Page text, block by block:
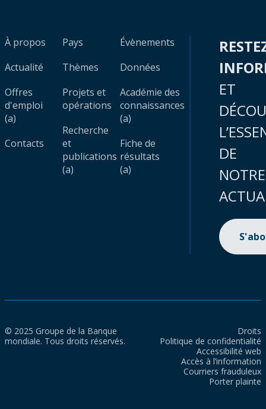
À propos
Actualité
Offres
d'emploi
(a)
Contacts
Pays
Thèmes
Projets et
opérations
Recherche
et
publications
(a)
Évènements
Données
Académie des
connaissances
(a)
Fiche de
résultats
(a)
ET
DE
NOTRE
© 2025 Groupe de la Banque
mondiale. Tous droits réservés.
Droits
Politique de confidentialité
Accessibilité web
Accès à l’information
Courriers frauduleux
Porter plainte